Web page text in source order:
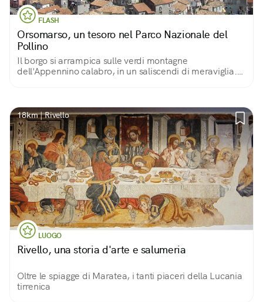
FLASH
Orsomarso, un tesoro nel Parco Nazionale del
Pollino
Il borgo si arrampica sulle verdi montagne
dell'Appennino calabro, in un saliscendi di meraviglia.
18km | Rivello
LUOGO
Rivello, una storia d'arte e salumeria
Oltre le spiagge di Maratea, i tanti piaceri della Lucania
tirrenica